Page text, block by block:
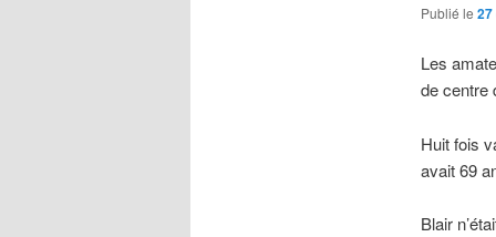
Publié le
Les
de centre
Huit fois
avait 69
Blair